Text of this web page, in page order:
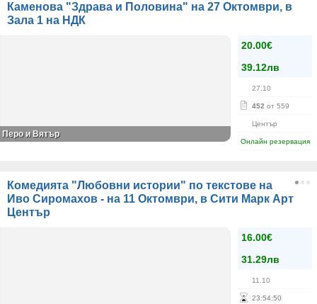
Каменова "Здрава и Половина" на 27 Октомври, в
Зала 1 на НДК
20.00€
39.12лв
27.10
452 от 559
Център
Онлайн резервация
Перо и Вятър
Комедията "Любовни истории" по текстове на
Иво Сиромахов - на 11 Октомври, в Сити Марк Арт
Център
16.00€
31.29лв
11.10
23:54:50